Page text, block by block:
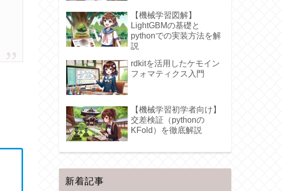
【機械学習図解】
LightGBMの基礎と
pythonでの実装方法を解
説
rdkitを活用したケモイン
フォマティクス入門
【機械学習初学者向け】
交差検証（pythonの
KFold）を徹底解説
新着記事